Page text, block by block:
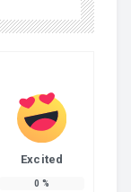
Excited
0 %